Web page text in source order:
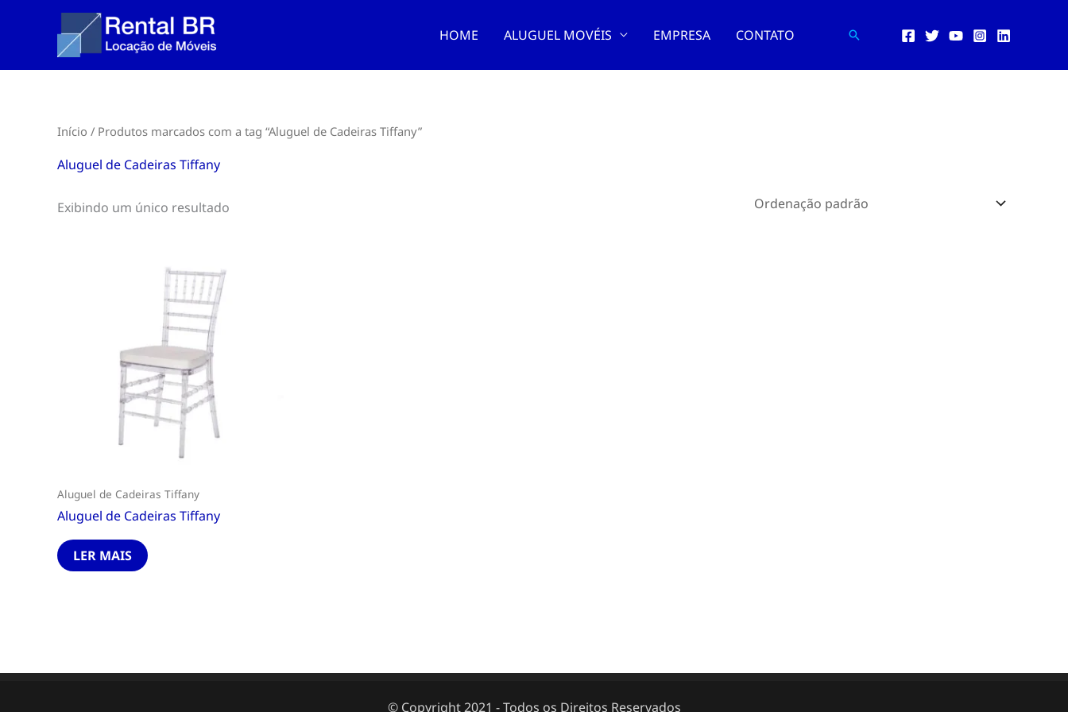
conteúdo
HOME ALUGUEL MOVÉIS EMPRESA CONTATO Pesquisar
Início / Produtos marcados com a tag “Aluguel de Cadeiras Tiffany”
Aluguel de Cadeiras Tiffany
Exibindo um único resultado
Aluguel de Cadeiras Tiffany
Aluguel de Cadeiras Tiffany
LER MAIS
© Copyright 2021 - Todos os Direitos Reservados